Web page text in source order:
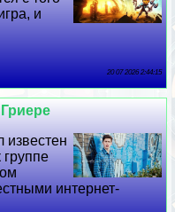
и
20 07 2026 2:44:15
известен
интернет-